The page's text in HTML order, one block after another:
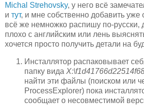
Michal Strehovsky, у него всё
и тут, и мне собственно добавить уже
всё же немножко распишу по-русски,
плохо с английским или лень
хочется просто получить детали на
Инсталлятор распаковывает
папку вида
найти эти файлы (поиском или
ProcessExplorer) пока
сообщает о несовместимой